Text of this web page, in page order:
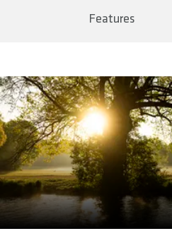
Features